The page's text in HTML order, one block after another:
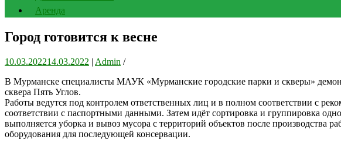
Аренда
Город готовится к весне
10.03.202214.03.2022 | Admin /
В Мурманске специалисты МАУК «Мурманские городские парки и скверы»
сквера Пять Углов.
Работы ведутся под контролем ответственных лиц и в полном соответствии с
соответствии с паспортными данными. Затем идёт сортировка и группировка
выполняется уборка и вывоз мусора с территорий объектов после производства
оборудования для последующей консервации.